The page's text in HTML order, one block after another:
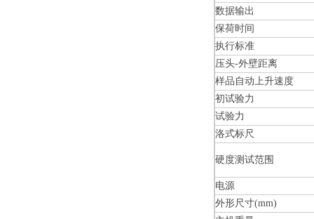
数据输出
保荷时间
执行标准
压头-外壁距离
样品自动上升速度
初试验力
试验力
洛式标尺
硬度测试范围
电源
外形尺寸(mm)